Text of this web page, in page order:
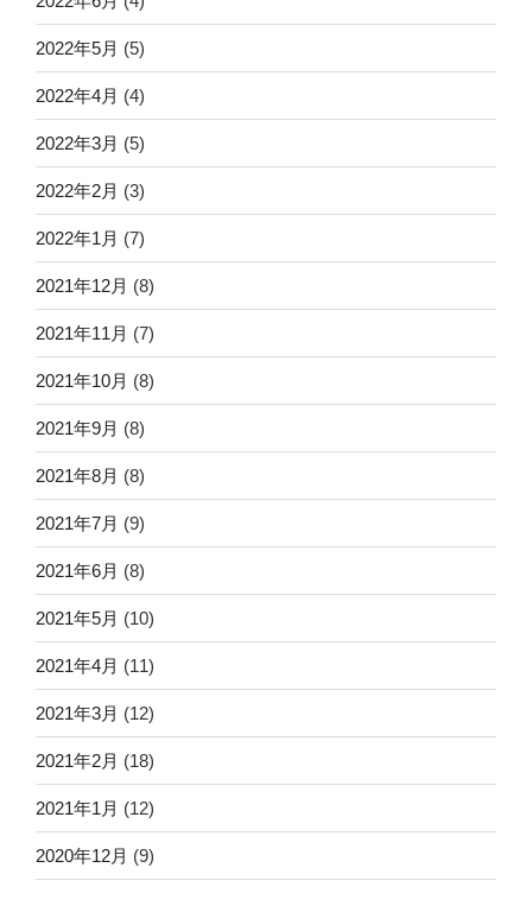
2022年5月 (5)
2022年4月 (4)
2022年3月 (5)
2022年2月 (3)
2022年1月 (7)
2021年12月 (8)
2021年11月 (7)
2021年10月 (8)
2021年9月 (8)
2021年8月 (8)
2021年7月 (9)
2021年6月 (8)
2021年5月 (10)
2021年4月 (11)
2021年3月 (12)
2021年2月 (18)
2021年1月 (12)
2020年12月 (9)